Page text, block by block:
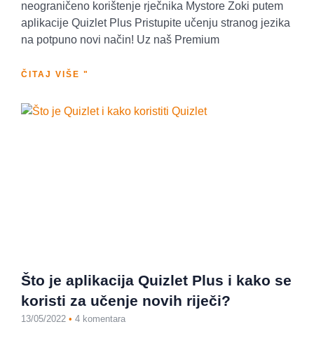
neograničeno korištenje rječnika Mystore Zoki putem
aplikacije Quizlet Plus Pristupite učenju stranog jezika
na potpuno novi način! Uz naš Premium
ČITAJ VIŠE "
Što je aplikacija Quizlet Plus i kako se
koristi za učenje novih riječi?
13/05/2022 4 komentara